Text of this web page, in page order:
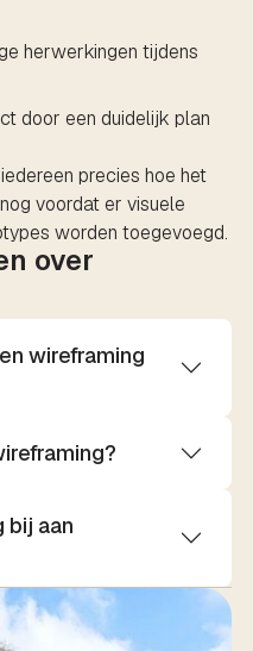
herwerkingen tijdens
door een duidelijk plan
precies hoe het
voordat er visuele
worden toegevoegd.
over
wireframing
bij aan